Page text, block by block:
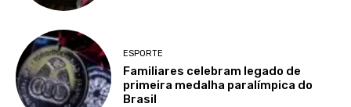
ESPORTE
Familiares celebram legado de
primeira medalha paralímpica do
Brasil